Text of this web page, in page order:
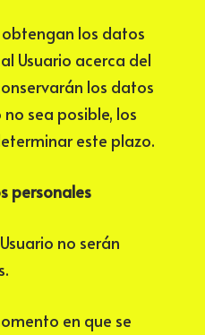
obtengan los datos
Usuario acerca del
los datos
sea posible, los
este plazo.
personales
no serán
en que se